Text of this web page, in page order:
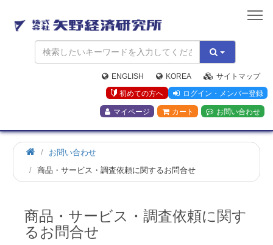
矢
野
経
済
研
究
所
ENGLISH KOREA
サイトマップ
初めての方へ
ログイン・メンバー登録
マイページ カート お問い合わせ
お問い合わせ
商品・サービス・調査依頼に関するお問合せ
商品・サービス・調査依頼に関す
るお問合せ